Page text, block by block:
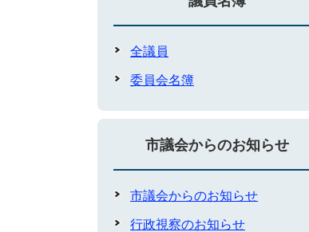
全議員
委員会名簿
市議会からのお知らせ
市議会からのお知らせ
行政視察のお知らせ